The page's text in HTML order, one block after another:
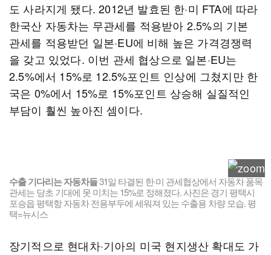
도 사라지게 됐다. 2012년 발효된 한·미 FTA에 따라
한국산 자동차는 무관세를 적용받아 2.5%의 기본
관세를 적용받던 일본·EU에 비해 높은 가격경쟁력
을 갖고 있었다. 이번 관세 협상으로 일본·EU는
2.5%에서 15%로 12.5%포인트 인상에 그쳤지만 한
국은 0%에서 15%로 15%포인트 상승해 실질적인
부담이 훨씬 높아진 셈이다.
수출 기다리는 자동차들31일 타결된 한·미 관세협상에서 자동차 품목
관세는 당초 기대에 못 미치는 15%로 정해졌다. 사진은 경기 평택시
포승읍 평택항 자동차 전용부두에 세워져 있는 수출용 차량 모습. 평
택=뉴시스
장기적으로 현대차·기아의 미국 현지생산 확대도 가